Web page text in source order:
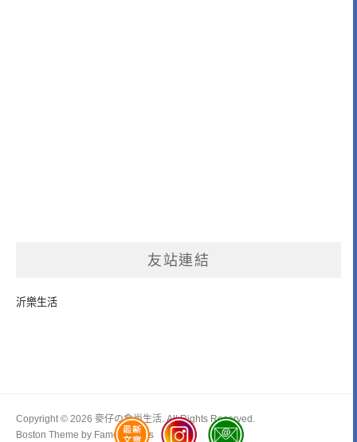
友站連結
沂樂生活
Copyright © 2026 麥仔の食尚生活. All Rights Reserved.
Boston Theme by FameThemes